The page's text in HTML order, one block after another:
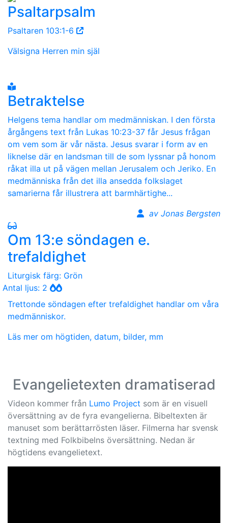
Psaltarpsalm
Psaltaren 103:1-6
Välsigna Herren min själ
Betraktelse
Helgens tema handlar om medmänniskan. I den första
årgångens text från Lukas 10:23-37 får Jesus frågan
om vem som är vår nästa. Jesus svarar i form av en
liknelse där en landsman till de som lyssnar på honom
råkat illa ut på vägen mellan Jerusalem och Jeriko. En
medmänniska från det illa ansedda folkslaget
samarierna får illustrera att barmhärtighe...
av Jonas Bergsten
Om 13:e söndagen e.
trefaldighet
Liturgisk färg: Grön
Antal ljus: 2
Trettonde söndagen efter trefaldighet handlar om våra
medmänniskor.
Läs mer om högtiden, datum, bilder, mm
Evangelietexten dramatiserad
Videon kommer från Lumo Project som är en visuell
översättning av de fyra evangelierna. Bibeltexten är
manuset som berättarrösten läser. Filmerna har svensk
textning med Folkbibelns översättning. Nedan är
högtidens evangelietext.